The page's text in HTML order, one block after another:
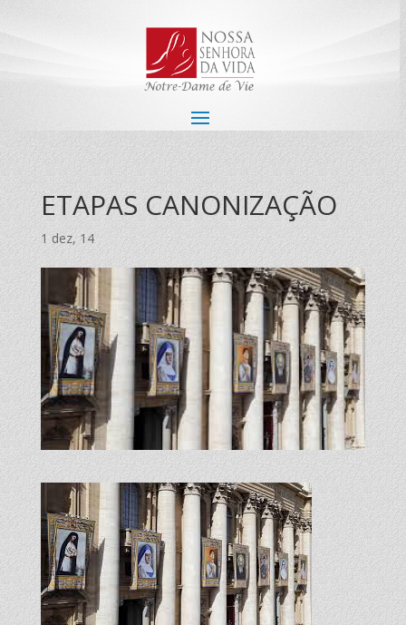
ETAPAS CANONIZAÇÃO
1 dez, 14